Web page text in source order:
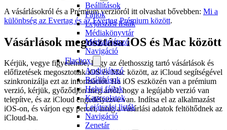
Beállítások
Fájlok
Lejátszási listák
Médiakönyvtár
Médialejátszó
Navigáció
Flacbox
Audiojátszó
Beállítások
Helyi fájlok
Kapcsolatok
Lejátszási listák
Navigáció
Zenetár
A vásárlásokról és a Prémium verzióról itt olvashat bővebben: Mi a
különbség az Evertag és az Evertag Prémium között.
Vásárlások megosztása iOS és Mac között
Kérjük, vegye figyelembe, hogy az élethosszig tartó vásárlások és
előfizetések megosztottak iOS és Mac között, az iCloud segítségével
szinkronizálja ezt az információt. Ha iOS eszközén van a prémium
verzió, kérjük, győződjön meg arról, hogy a legújabb verzió van
telepítve, és az iCloud engedélyezve van. Indítsa el az alkalmazást
iOS-on, és várjon egy percet, amíg a vásárlási adatok feltöltődnek az
iCloud-ba.